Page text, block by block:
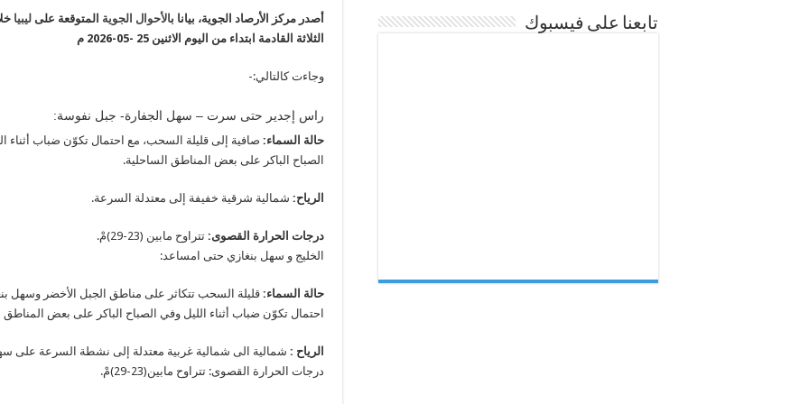
مناطق
البلاد
اليوم
أصدر مركز الأرصاد الجوية، بيانا بالأحوال الجوية المتوقعة على ليبيا
الثلاثة القادمة ابتداء من اليوم الاثنين 25 -05-2026 م
وجاءت كالتالي:-
راس إجدير حتى سرت – سهل الجفارة- جبل نفوسة:
حالة السماء: صافية إلى قليلة السحب، مع احتمال تكوّن ضباب أثناء
الصباح الباكر على بعض المناطق الساحلية.
الرياح: شمالية شرقية خفيفة إلى معتدلة السرعة.
درجات الحرارة القصوى: تتراوح مابين (23-29)مْ.
الخليج و سهل بنغازي حتى امساعد:
حالة السماء: قليلة السحب تتكاثر على مناطق الجبل الأخضر وسهل
احتمال تكوّن ضباب أثناء الليل وفي الصباح الباكر على بعض المناطق
الرياح : شمالية الى شمالية غربية معتدلة إلى نشطة السرعة على
درجات الحرارة القصوى: تتراوح مابين(23-29)مْ.
تابعنا على فيسبوك